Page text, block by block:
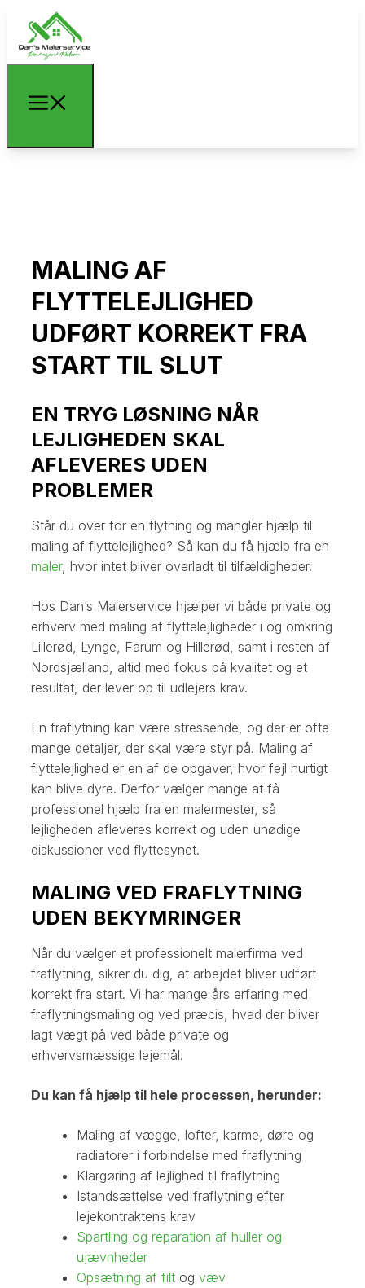
MALING AF
FLYTTELEJLIGHED
UDFØRT KORREKT FRA
START TIL SLUT
EN TRYG LØSNING NÅR
LEJLIGHEDEN SKAL
AFLEVERES UDEN
PROBLEMER
Står du over for en flytning og mangler hjælp til
maling af flyttelejlighed? Så kan du få hjælp fra en
maler, hvor intet bliver overladt til tilfældigheder.
Hos Dan’s Malerservice hjælper vi både private og
erhverv med maling af flyttelejligheder i og omkring
Lillerød, Lynge, Farum og Hillerød, samt i resten af
Nordsjælland, altid med fokus på kvalitet og et
resultat, der lever op til udlejers krav.
En fraflytning kan være stressende, og der er ofte
mange detaljer, der skal være styr på. Maling af
flyttelejlighed er en af de opgaver, hvor fejl hurtigt
kan blive dyre. Derfor vælger mange at få
professionel hjælp fra en malermester, så
lejligheden afleveres korrekt og uden unødige
diskussioner ved flyttesynet.
MALING VED FRAFLYTNING
UDEN BEKYMRINGER
Når du vælger et professionelt malerfirma ved
fraflytning, sikrer du dig, at arbejdet bliver udført
korrekt fra start. Vi har mange års erfaring med
fraflytningsmaling og ved præcis, hvad der bliver
lagt vægt på ved både private og
erhvervsmæssige lejemål.
Du kan få hjælp til hele processen, herunder:
Maling af vægge, lofter, karme, døre og
radiatorer i forbindelse med fraflytning
Klargøring af lejlighed til fraflytning
Istandsættelse ved fraflytning efter
lejekontraktens krav
Spartling og reparation af huller og
ujævnheder
Opsætning af filt og væv